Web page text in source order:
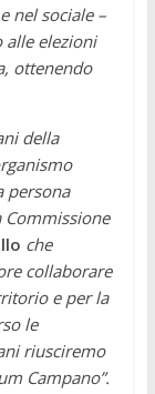
nel sociale –
alle elezioni
ottenendo
della
persona
Commissione
che
collaborare
e per la
le
riusciremo
Campano”.